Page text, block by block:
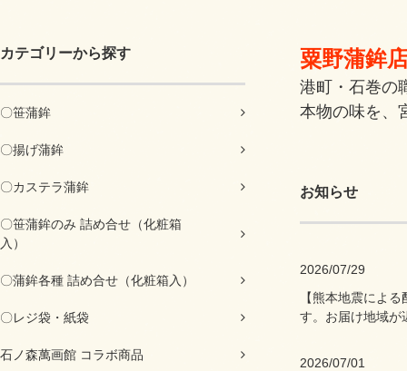
カテゴリーから探す
〇笹蒲鉾
〇揚げ蒲鉾
〇カステラ蒲鉾
〇笹蒲鉾のみ 詰め合せ（化粧箱
入）
〇蒲鉾各種 詰め合せ（化粧箱入）
〇レジ袋・紙袋
石ノ森萬画館 コラボ商品
粟野蒲鉾
港町・石巻の
本物の味を、
お知らせ
2026/07/29
【熊本地震によ
す。お届け地域が
2026/07/01